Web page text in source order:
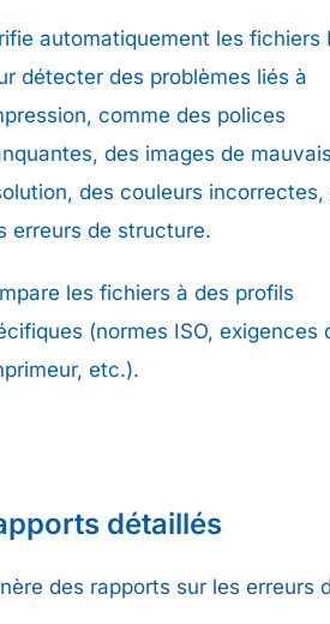
automatiquement les fichiers
détecter des problèmes liés à
comme des polices
des images de
des couleurs incorrectes,
erreurs de structure.
les fichiers à des profils
(normes ISO, exigences
etc.).
détaillés
des rapports sur les